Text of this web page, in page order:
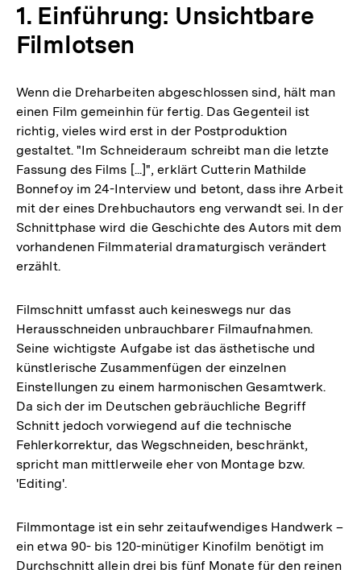
1. Einführung: Unsichtbare
Filmlotsen
Wenn die Dreharbeiten abgeschlossen sind, hält man
einen Film gemeinhin für fertig. Das Gegenteil ist
richtig, vieles wird erst in der Postproduktion
gestaltet. "Im Schneideraum schreibt man die letzte
Fassung des Films [...]", erklärt Cutterin Mathilde
Bonnefoy im 24-Interview und betont, dass ihre Arbeit
mit der eines Drehbuchautors eng verwandt sei. In der
Schnittphase wird die Geschichte des Autors mit dem
vorhandenen Filmmaterial dramaturgisch verändert
erzählt.
Filmschnitt umfasst auch keineswegs nur das
Herausschneiden unbrauchbarer Filmaufnahmen.
Seine wichtigste Aufgabe ist das ästhetische und
künstlerische Zusammenfügen der einzelnen
Einstellungen zu einem harmonischen Gesamtwerk.
Da sich der im Deutschen gebräuchliche Begriff
Schnitt jedoch vorwiegend auf die technische
Fehlerkorrektur, das Wegschneiden, beschränkt,
spricht man mittlerweile eher von Montage bzw.
'Editing'.
Filmmontage ist ein sehr zeitaufwendiges Handwerk –
ein etwa 90- bis 120-minütiger Kinofilm benötigt im
Durchschnitt allein drei bis fünf Monate für den reinen